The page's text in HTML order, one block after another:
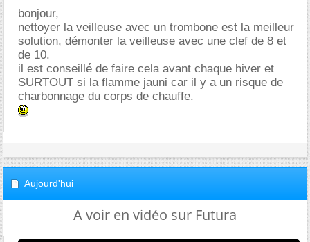
bonjour,
nettoyer la veilleuse avec un trombone est la meilleur
solution, démonter la veilleuse avec une clef de 8 et
de 10.
il est conseillé de faire cela avant chaque hiver et
SURTOUT si la flamme jauni car il y a un risque de
charbonnage du corps de chauffe.
Aujourd'hui
A voir en vidéo sur Futura